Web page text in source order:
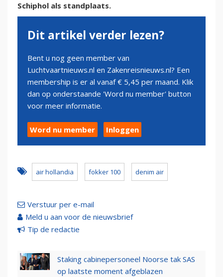
Schiphol als standplaats.
Dit artikel verder lezen?
Bent u nog geen member van
Luchtvaartnieuws.nl en Zakenreisnieuws.nl? Een
membership is er al vanaf € 5,45 per maand. Klik
dan op onderstaande 'Word nu member' button
voor meer informatie.
Word nu member Inloggen
air hollandia fokker 100 denim air
Verstuur per e-mail
Meld u aan voor de nieuwsbrief
Tip de redactie
Staking cabinepersoneel Noorse tak SAS
op laatste moment afgeblazen